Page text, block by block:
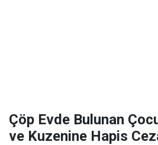
Çöp Evde Bulunan
ve Kuzenine Hapis